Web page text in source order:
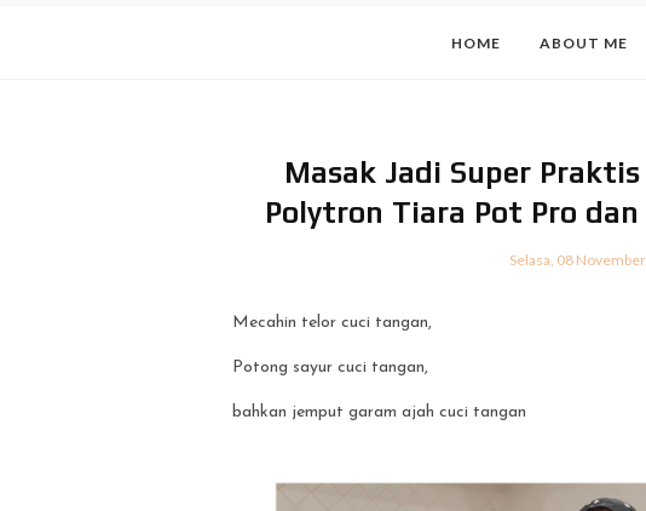
HOME ABOUT ME
Masak Jadi Super
Polytron Tiara Pot Pro dan
Selasa, 08
Mecahin telor cuci tangan,
Potong sayur cuci tangan,
bahkan jemput garam ajah cuci tangan